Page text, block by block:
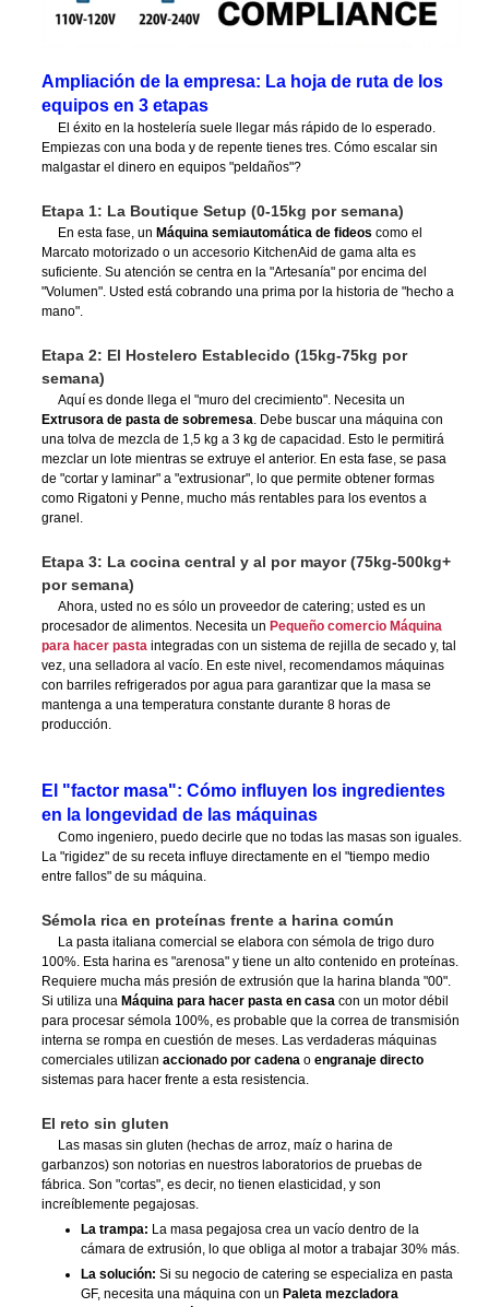
Ampliación de la empresa: La hoja de ruta de los
equipos en 3 etapas
El éxito en la hostelería suele llegar más rápido de lo esperado.
Empiezas con una boda y de repente tienes tres. Cómo escalar sin
malgastar el dinero en equipos "peldaños"?
Etapa 1: La Boutique Setup (0-15kg por semana)
En esta fase, un Máquina semiautomática de fideos como el
Marcato motorizado o un accesorio KitchenAid de gama alta es
suficiente. Su atención se centra en la "Artesanía" por encima del
"Volumen". Usted está cobrando una prima por la historia de "hecho a
mano".
Etapa 2: El Hostelero Establecido (15kg-75kg por
semana)
Aquí es donde llega el "muro del crecimiento". Necesita un
Extrusora de pasta de sobremesa. Debe buscar una máquina con
una tolva de mezcla de 1,5 kg a 3 kg de capacidad. Esto le permitirá
mezclar un lote mientras se extruye el anterior. En esta fase, se pasa
de "cortar y laminar" a "extrusionar", lo que permite obtener formas
como Rigatoni y Penne, mucho más rentables para los eventos a
granel.
Etapa 3: La cocina central y al por mayor (75kg-500kg+
por semana)
Ahora, usted no es sólo un proveedor de catering; usted es un
procesador de alimentos. Necesita un Pequeño comercio Máquina
para hacer pastaintegradas con un sistema de rejilla de secado y, tal
vez, una selladora al vacío. En este nivel, recomendamos máquinas
con barriles refrigerados por agua para garantizar que la masa se
mantenga a una temperatura constante durante 8 horas de
producción.
El "factor masa": Cómo influyen los ingredientes
en la longevidad de las máquinas
Como ingeniero, puedo decirle que no todas las masas son iguales.
La "rigidez" de su receta influye directamente en el "tiempo medio
entre fallos" de su máquina.
Sémola rica en proteínas frente a harina común
La pasta italiana comercial se elabora con sémola de trigo duro
100%. Esta harina es "arenosa" y tiene un alto contenido en proteínas.
Requiere mucha más presión de extrusión que la harina blanda "00".
Si utiliza una Máquina para hacer pasta en casacon un motor débil
para procesar sémola 100%, es probable que la correa de transmisión
interna se rompa en cuestión de meses. Las verdaderas máquinas
comerciales utilizan accionado por cadenao engranaje directo
sistemas para hacer frente a esta resistencia.
El reto sin gluten
Las masas sin gluten (hechas de arroz, maíz o harina de
garbanzos) son notorias en nuestros laboratorios de pruebas de
fábrica. Son "cortas", es decir, no tienen elasticidad, y son
increíblemente pegajosas.
La trampa: La masa pegajosa crea un vacío dentro de la
cámara de extrusión, lo que obliga al motor a trabajar 30% más.
La solución: Si su negocio de catering se especializa en pasta
GF, necesita una máquina con un Paleta mezcladora